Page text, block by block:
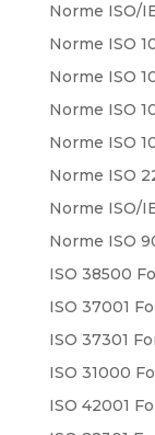
Norme ISO/
Norme ISO
Norme ISO
Norme ISO
Norme ISO
Norme ISO
Norme ISO/
Norme ISO
ISO 38500
ISO 37001
ISO 37301
ISO 31000
ISO 42001